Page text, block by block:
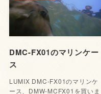
DMC-FX01のマリンケー
ス
LUMIX DMC-FX01のマリンケ
ース、DMW-MCFX01を買いま